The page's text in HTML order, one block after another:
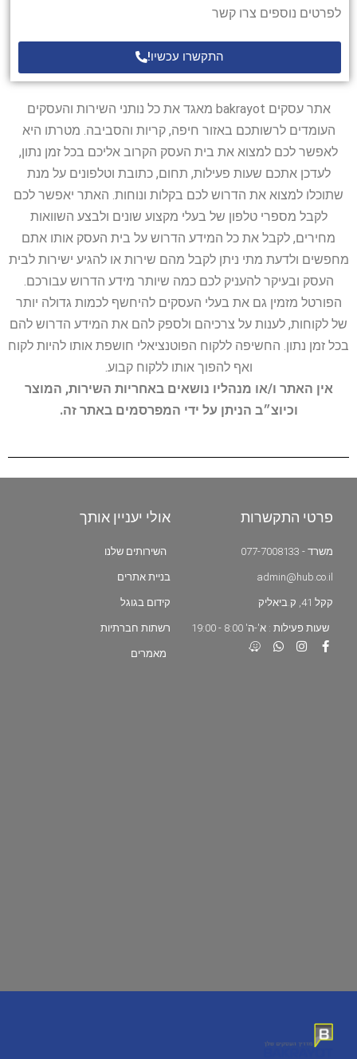
לפרטים נוספים צרו קשר
התקשרו עכשיו!
אתר עסקים bakrayot מאגד את כל נותני השירות והעסקים
העומדים לרשותכם באזור חיפה, קריות והסביבה. מטרתו היא
לאפשר לכם למצוא את בית העסק הקרוב אליכם בכל זמן נתון,
לעדכן אתכם שעות פעילות, תחום, כתובת וטלפונים על מנת
שתוכלו למצוא את הדרוש לכם בקלות ונוחות. האתר יאפשר לכם
לקבל מספרי טלפון של בעלי מקצוע שונים ולבצע השוואות
מחירים, לקבל את כל המידע הדרוש על בית העסק אותו אתם
מחפשים ולדעת מתי ניתן לקבל מהם שירות או להגיע ישירות לבית
העסק ובעיקר להעניק לכם כמה שיותר מידע הדרוש עבורכם.
הפורטל מזמין גם את בעלי העסקים להיחשף לכמות גדולה יותר
של לקוחות, לענות על צרכיהם ולספק להם את המידע הדרוש להם
בכל זמן נתון. החשיפה ללקוח הפוטנציאלי חושפת אותו להיות לקוח
ואף להפוך אותו ללקוח קבוע.
אין האתר ו/או מנהליו נושאים באחריות השירות, המוצר
וכיוצ״ב הניתן על ידי המפרסמים באתר זה.
פרטי התקשרות
משרד - 077-7008133
admin@hub.co.il
קקל 41, ק.ביאליק
שעות פעילות : א'-ה' 8:00 - 19:00
אולי יעניין אותך
השירותים שלנו
בניית אתרים
קידום בגוגל
רשתות חברתיות
מאמרים